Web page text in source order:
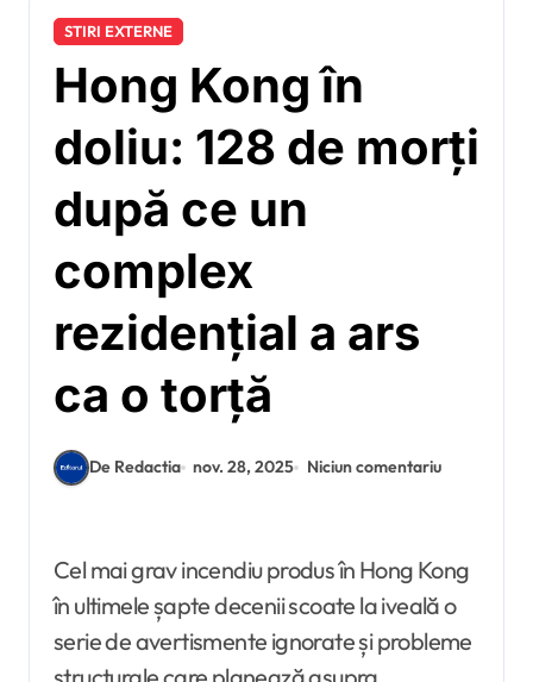
STIRI EXTERNE
Hong Kong în
doliu: 128 de morți
după ce un
complex
rezidențial a ars
ca o torță
De Redactia nov. 28, 2025 Niciun comentariu
Cel mai grav incendiu produs în Hong Kong
în ultimele șapte decenii scoate la iveală o
serie de avertismente ignorate și probleme